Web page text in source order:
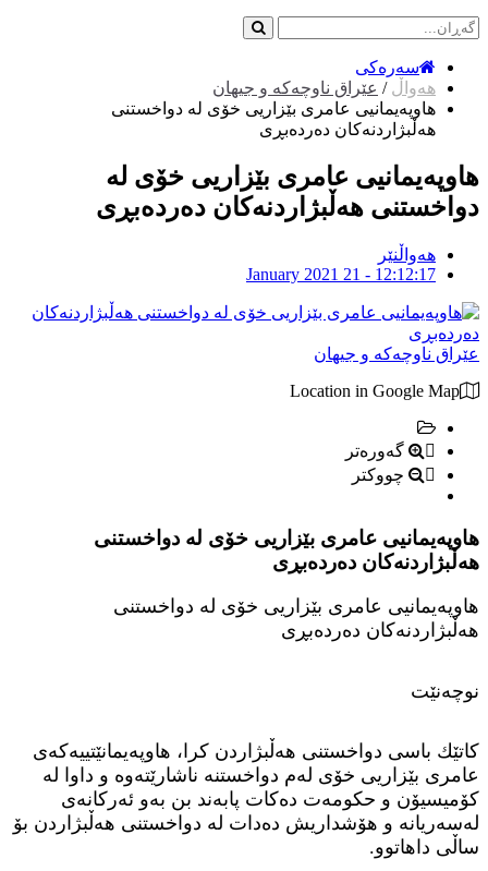
سەرەکی
هەواڵ / عێراق ناوچەکە و جیهان
هاوپەیمانیی عامری بێزاریی خۆی لە دواخستنی
هەڵبژاردنەکان دەردەبڕی
هاوپەیمانیی عامری بێزاریی خۆی لە
دواخستنی هەڵبژاردنەکان دەردەبڕی
هەواڵنێر
January 2021 21 - 12:12:17
عێراق ناوچەکە و جیهان
Location in Google Map
گەورەتر
چووکتر
هاوپەیمانیی عامری بێزاریی خۆی لە دواخستنی
هەڵبژاردنەکان دەردەبڕی
هاوپەیمانیی عامری بێزاریی خۆی لە دواخستنی
هەڵبژاردنەکان دەردەبڕی
نوچه‌نێت
كاتێك باسى دواخستنى هه‌ڵبژاردن كرا، هاوپەیمانێتییەکەی
عامری بێزاریی خۆی لەم دواخستنە ناشارێتەوە و داوا لە
کۆمیسیۆن و حکومەت دەکات پابەند بن بەو ئەرکانەی
لەسەریانە و هۆشداریش دەدات لە دواخستنی هەڵبژاردن بۆ
ساڵی داهاتوو.